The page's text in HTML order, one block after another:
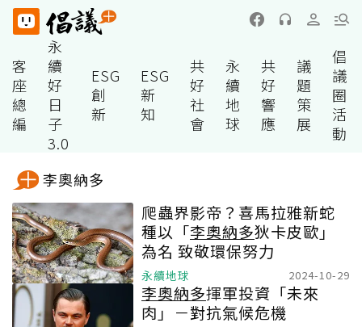
客
座
總
編
永
續
好
日
子
3.0
ESG
創
新
ESG
新
知
共
好
社
會
永
續
地
球
共
好
響
應
議
題
策
展
倡
議
圈
活
動
李奧納多
爬蟲界影帝？喜馬拉雅新蛇
種以「李奧納多狄卡皮歐」
為名 致敬環保努力
永續地球 2024-10-29
李奧納多揮軍投資「未來
肉」－對抗氣候危機